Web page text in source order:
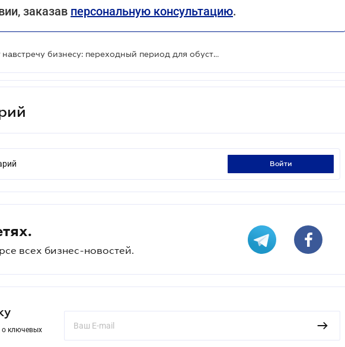
заказав персональную консультацию.
Минфин идет навстречу бизнесу: переходный период для обустройства таможенных мест доставки планируют продлить
войти
всех бизнес-новостей.
о ключевых